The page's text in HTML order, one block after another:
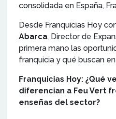
consolidada en España,
Desde Franquicias Hoy
Abarca, Director de
primera mano las
franquicia y qué buscan
Franquicias Hoy: ¿Qué
diferencian a Feu Vert
enseñas del sector?